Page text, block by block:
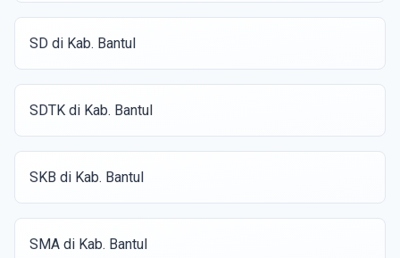
SD di Kab. Bantul
SDTK di Kab. Bantul
SKB di Kab. Bantul
SMA di Kab. Bantul